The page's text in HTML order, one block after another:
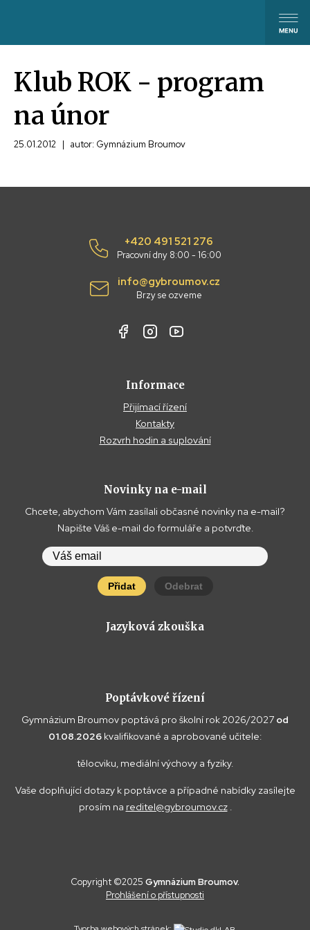
Klub ROK - program
na únor
25.01.2012 | autor: Gymnázium Broumov
+420 491 521 276
Pracovní dny 8:00 - 16:00
info@gybroumov.cz
Brzy se ozveme
Informace
Přijímací řízení
Kontakty
Rozvrh hodin a suplování
Novinky na e-mail
Chcete, abychom Vám zasílali občasné novinky na e-mail?
Napište Váš e-mail do formuláře a potvrďte.
Přidat Odebrat
Jazyková zkouška
Poptávkové řízení
Gymnázium Broumov poptává pro školní rok 2026/2027 od
01.08.2026 kvalifikované a aprobované učitele:
tělocviku, mediální výchovy a fyziky.
Vaše doplňující dotazy k poptávce a případné nabídky zasílejte
prosím na reditel@gybroumov.cz.
Copyright ©2025 Gymnázium Broumov.
Prohlášení o přístupnosti